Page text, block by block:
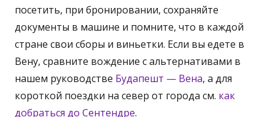
посетить, при бронировании, сохраняйте
документы в машине и помните, что в каждой
стране свои сборы и виньетки. Если вы едете в
Вену, сравните вождение с альтернативами в
нашем руководстве Будапешт — Вена, а для
короткой поездки на север от города см. как
добраться до Сентендре.